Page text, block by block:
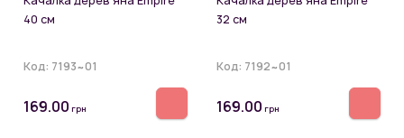
40 см
Код: 7193~01
169.00 грн
32 см
Код: 7192~01
169.00 грн